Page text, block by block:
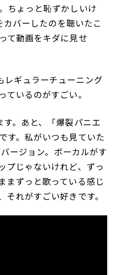
ちょっと恥ずかしいけ
バーしたのを聴いたこ
て動画をキダに見せ
ギュラーチューニング
ているのがすごい。
。あと、「爆裂パニエ
す。私がいつも見ていた
ージョン。ボーカルがす
プじゃないけれど、ずっ
まずっと歌っている感じ
それがすごい好きです。